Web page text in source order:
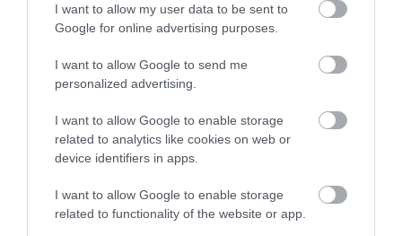
I want to allow my user data to be sent to
Google for online advertising purposes.
I want to allow Google to send me
personalized advertising.
I want to allow Google to enable storage
related to analytics like cookies on web or
device identifiers in apps.
I want to allow Google to enable storage
related to functionality of the website or app.
Több mint fél évszázad után először
repültek emberek a Hold közelébe, a
NASA Artemis II küldetésének
ráadásul egy ritkán megfigyelhető
2026. ÁPRILIS 10. ● TURI DÁNIEL
Az Artemis II űrhajósai saját
szemükkel látták, ahogy…